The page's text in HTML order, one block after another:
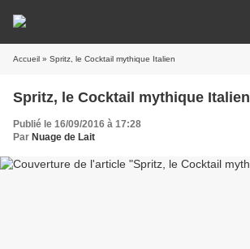
Accueil » Spritz, le Cocktail mythique Italien
Spritz, le Cocktail mythique Italien
Publié le 16/09/2016 à 17:28
Par Nuage de Lait